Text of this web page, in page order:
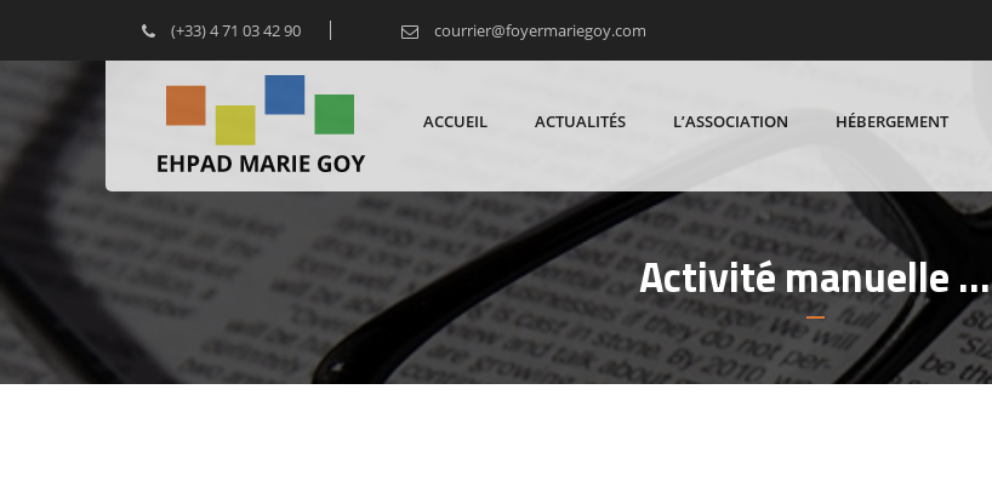
(+33) 4 71 03 42 90 courrier@foyermariegoy.com
ACCUEIL ACTUALITÉS L’ASSOCIATION HÉBERGEMENT
Activité manuelle …